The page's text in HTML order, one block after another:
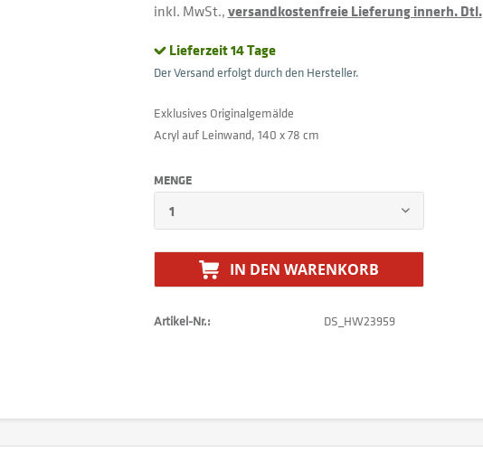
inkl. MwSt.,versandkostenfreie Lieferung innerh. Dtl.
Lieferzeit 14 Tage
Der Versand erfolgt durch den Hersteller.
Exklusives Originalgemälde
Acryl auf Leinwand, 140 x 78 cm
MENGE
IN DEN WARENKORB
Artikel-Nr.: DS_HW23959